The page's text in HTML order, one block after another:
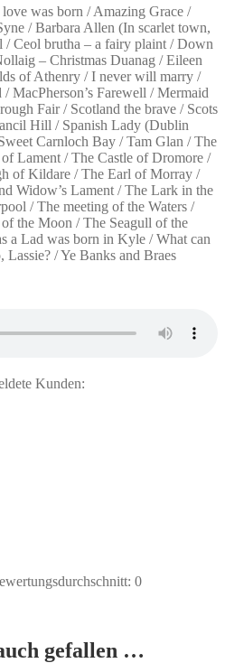
was born / Amazing Grace /
/ Barbara Allen (In scarlet town,
Ceol brutha – a fairy plaint / Down
– Christmas Duanag / Eileen
of Athenry / I never will marry /
MacPherson’s Farewell / Mermaid
Fair / Scotland the brave / Scots
Hill / Spanish Lady (Dublin
Carnloch Bay / Tam Glan / The
Lament / The Castle of Dromore /
of Kildare / The Earl of Morray /
Widow’s Lament / The Lark in the
/ The meeting of the Waters /
the Moon / The Seagull of the
a Lad was born in Kyle / What can
/ Ye Banks and Braes
Kunden:
0
gefallen …